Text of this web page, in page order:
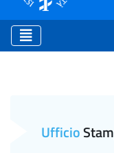
Ufficio